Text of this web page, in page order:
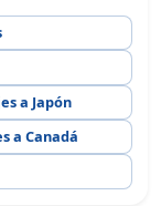
a Japón
a Canadá